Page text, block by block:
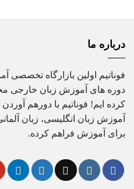
درباره ما
فوناتیم اولین بازارگاه تخصصی
دوره های آموزش زبان خارجی
کرده ایم! فوناتیم با دورهم
آموزش زبان انگلیسی، زبان
برای آموزش فراهم کرده.